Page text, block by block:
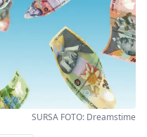
SURSA FOTO: Dreamstime